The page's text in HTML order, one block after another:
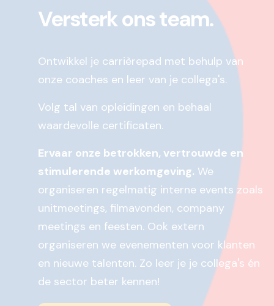
Versterk ons team.
Ontwikkel je carrièrepad met behulp van
onze coaches en leer van je collega's.
Volg tal van opleidingen en behaal
waardevolle certificaten.
Ervaar onze betrokken, vertrouwde en
stimulerende werkomgeving. We
organiseren regelmatig interne events zoals
unitmeetings, filmavonden, company
meetings en feesten. Ook extern
organiseren we evenementen voor klanten
en nieuwe talenten. Zo leer je je collega's én
de sector beter kennen!